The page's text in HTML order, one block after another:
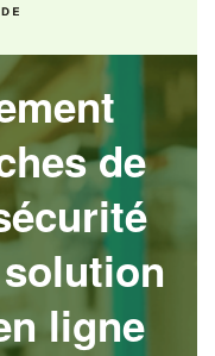
de
ligne